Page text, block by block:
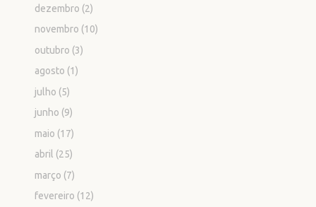
dezembro (2)
novembro (10)
outubro (3)
agosto (1)
julho (5)
junho (9)
maio (17)
abril (25)
março (7)
fevereiro (12)